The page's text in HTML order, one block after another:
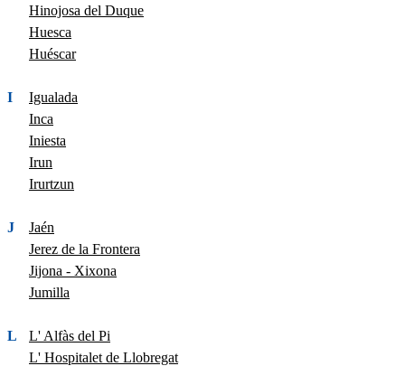
Hinojosa del Duque
Huesca
Huéscar
I
Igualada
Inca
Iniesta
Irun
Irurtzun
J
Jaén
Jerez de la Frontera
Jijona - Xixona
Jumilla
L
L' Alfàs del Pi
L' Hospitalet de Llobregat